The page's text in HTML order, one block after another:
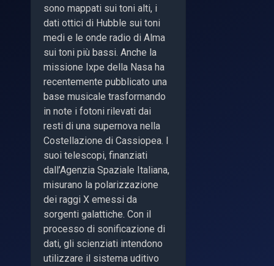
sono mappati sui toni alti, i
dati ottici di Hubble sui toni
medi e le onde radio di Alma
sui toni più bassi. Anche la
missione Ixpe della Nasa ha
recentemente pubblicato una
base musicale trasformando
in note i fotoni rilevati dai
resti di una supernova nella
Costellazione di Cassiopea. I
suoi telescopi, finanziati
dall’Agenzia Spaziale Italiana,
misurano la polarizzazione
dei raggi X emessi da
sorgenti galattiche. Con il
processo di sonificazione di
dati, gli scienziati intendono
utilizzare il sistema uditivo